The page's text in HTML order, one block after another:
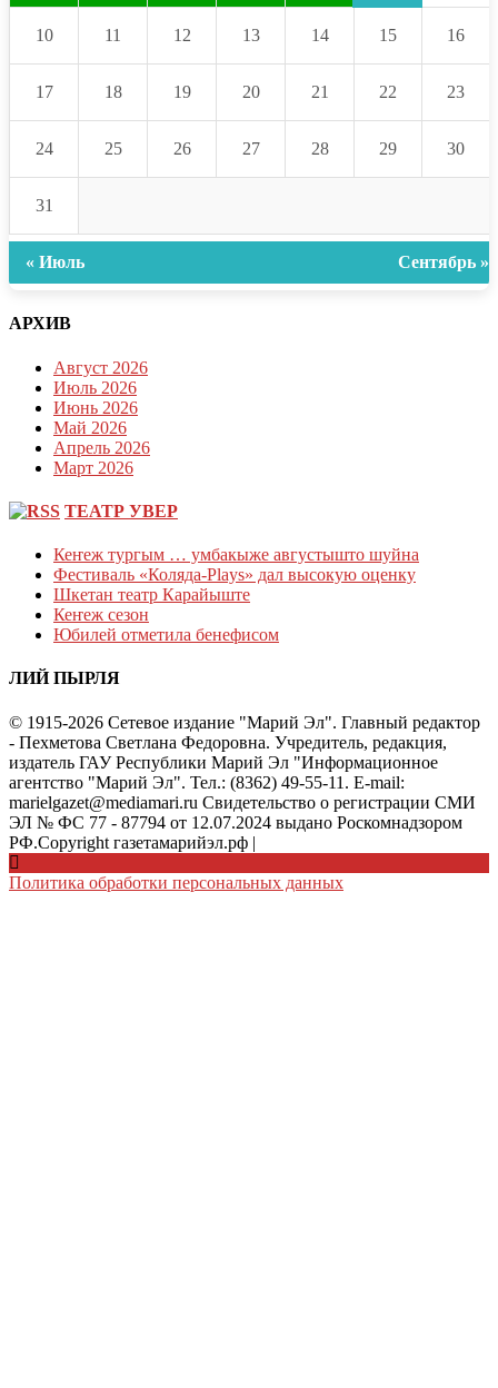
10 11 12 13 14 15 16
17 18 19 20 21 22 23
24 25 26 27 28 29 30
31
« Июль Сентябрь »
АРХИВ
Август 2026
Июль 2026
Июнь 2026
Май 2026
Апрель 2026
Март 2026
ТЕАТР УВЕР
Кеҥеж тургым … умбакыже августышто шуйна
Фестиваль «Коляда-Plays» дал высокую оценку
Шкетан театр Карайыште
Кеҥеж сезон
Юбилей отметила бенефисом
ЛИЙ ПЫРЛЯ
© 1915-2026 Сетевое издание "Марий Эл". Главный редактор
- Пехметова Светлана Федоровна. Учредитель, редакция,
издатель ГАУ Республики Марий Эл "Информационное
агентство "Марий Эл". Тел.: (8362) 49-55-11. E-mail:
marielgazet@mediamari.ru Свидетельство о регистрации СМИ
ЭЛ № ФС 77 - 87794 от 12.07.2024 выдано Роскомнадзором
РФ.Copyright газетамарийэл.рф |
Политика обработки персональных данных